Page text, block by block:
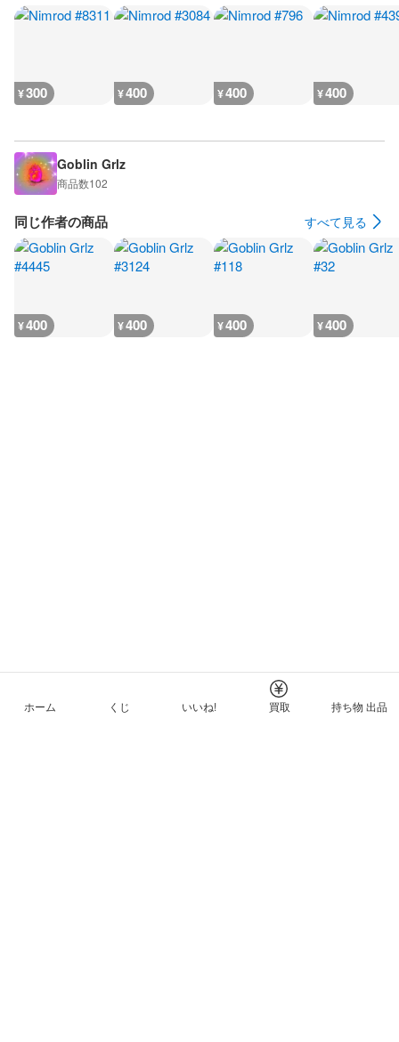
¥300 ¥400 ¥400 ¥400
Goblin Grlz
商品数102
同じ作者の商品 すべて見る
¥400 ¥400 ¥400 ¥400
ホーム くじ いいね! 買取 持ち物 出品